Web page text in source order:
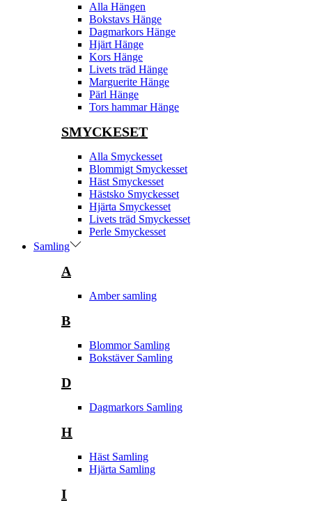
Alla Hängen
Bokstavs Hänge
Dagmarkors Hänge
Hjärt Hänge
Kors Hänge
Livets träd Hänge
Marguerite Hänge
Pärl Hänge
Tors hammar Hänge
SMYCKESET
Alla Smyckesset
Blommigt Smyckesset
Häst Smyckesset
Hästsko Smyckesset
Hjärta Smyckesset
Livets träd Smyckesset
Perle Smyckesset
Samling
A
Amber samling
B
Blommor Samling
Bokstäver Samling
D
Dagmarkors Samling
H
Häst Samling
Hjärta Samling
I